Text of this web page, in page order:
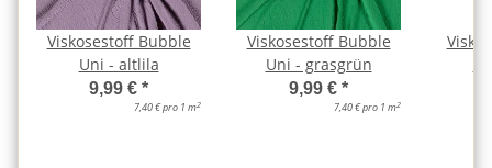
Viskosestoff Bubble
Uni - altlila
9,99 € *
7,40 € pro 1 m2
Viskosestoff Bubble
Uni - grasgrün
9,99 € *
7,40 € pro 1 m2